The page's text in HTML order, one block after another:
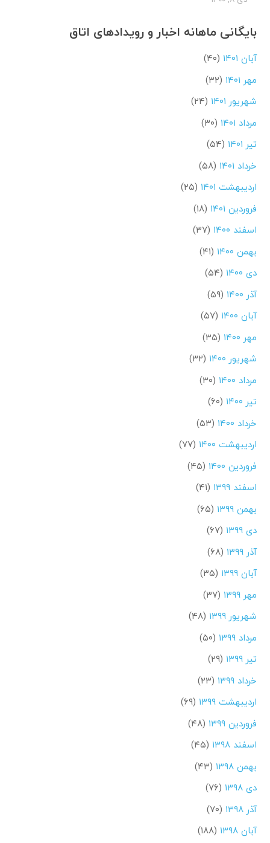
بایگانی ماهانه اخبار و رویدادهای اتاق
آبان ۱۴۰۱
(۴۰)
مهر ۱۴۰۱
(۳۲)
شهریور ۱۴۰۱
(۲۴)
مرداد ۱۴۰۱
(۳۰)
تیر ۱۴۰۱
(۵۴)
خرداد ۱۴۰۱
(۵۸)
اردیبهشت ۱۴۰۱
(۲۵)
فروردین ۱۴۰۱
(۱۸)
اسفند ۱۴۰۰
(۳۷)
بهمن ۱۴۰۰
(۴۱)
دی ۱۴۰۰
(۵۴)
آذر ۱۴۰۰
(۵۹)
آبان ۱۴۰۰
(۵۷)
مهر ۱۴۰۰
(۳۵)
شهریور ۱۴۰۰
(۳۲)
مرداد ۱۴۰۰
(۳۰)
تیر ۱۴۰۰
(۶۰)
خرداد ۱۴۰۰
(۵۳)
اردیبهشت ۱۴۰۰
(۷۷)
فروردین ۱۴۰۰
(۴۵)
اسفند ۱۳۹۹
(۴۱)
بهمن ۱۳۹۹
(۶۵)
دی ۱۳۹۹
(۶۷)
آذر ۱۳۹۹
(۶۸)
آبان ۱۳۹۹
(۳۵)
مهر ۱۳۹۹
(۳۷)
شهریور ۱۳۹۹
(۴۸)
مرداد ۱۳۹۹
(۵۰)
تیر ۱۳۹۹
(۲۹)
خرداد ۱۳۹۹
(۲۳)
اردیبهشت ۱۳۹۹
(۶۹)
فروردین ۱۳۹۹
(۴۸)
اسفند ۱۳۹۸
(۴۵)
بهمن ۱۳۹۸
(۴۳)
دی ۱۳۹۸
(۷۶)
آذر ۱۳۹۸
(۷۰)
آبان ۱۳۹۸
(۱۸۸)